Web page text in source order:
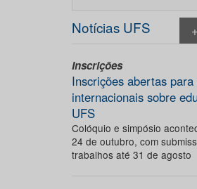
Notícias UFS
Inscrições
Inscrições abertas para
internacionais sobre
UFS
Colóquio e simpósio
24 de outubro, com
trabalhos até 31 de agosto